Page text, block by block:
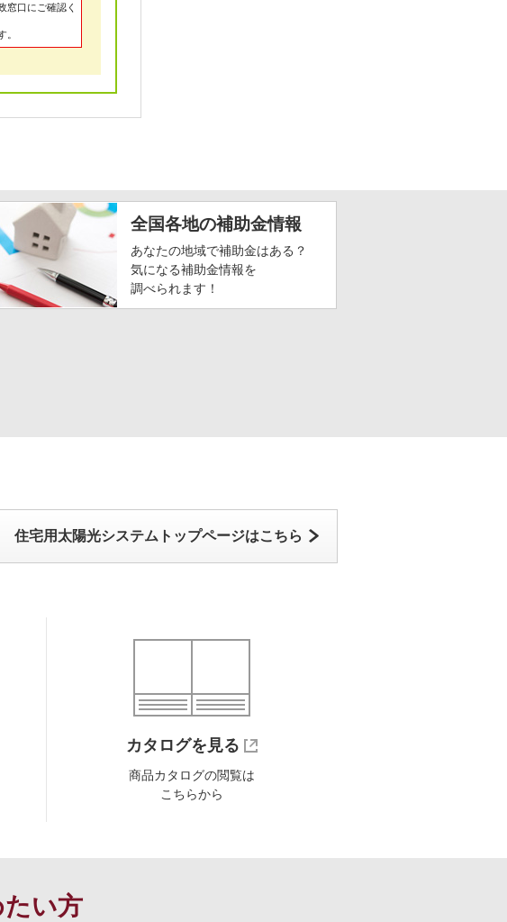
窓口にご確認く
。
全国各地の補助金情報
あなたの地域で補助金はある？
気になる補助金情報を
調べられます！
住宅用太陽光システムトップページはこちら
カタログを見る
商品カタログの閲覧は
こちらから
い方